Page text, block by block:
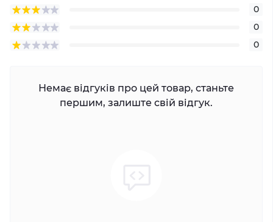
0
0
0
Немає відгуків про цей товар, станьте
першим, залиште свій відгук.